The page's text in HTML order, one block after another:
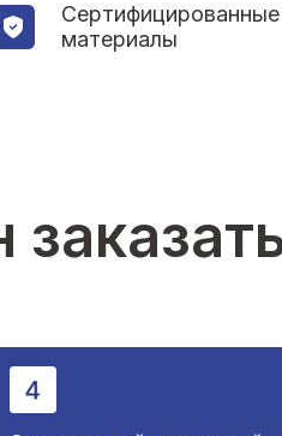
Сертифицированные
материалы